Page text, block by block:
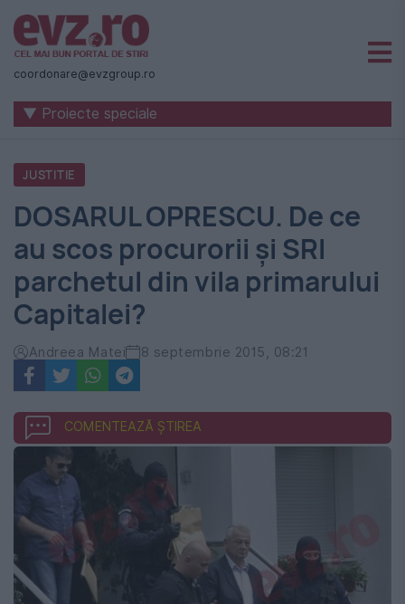
Știri
naționale
internaționale
România
-
Evenimentul
Zilei
coordonare@evzgroup.ro
▼ Proiecte speciale
JUSTITIE
DOSARUL OPRESCU. De ce
au scos procurorii și SRI
parchetul din vila primarului
Capitalei?
Andreea Matei 8 septembrie 2015, 08:21
COMENTEAZĂ ȘTIREA